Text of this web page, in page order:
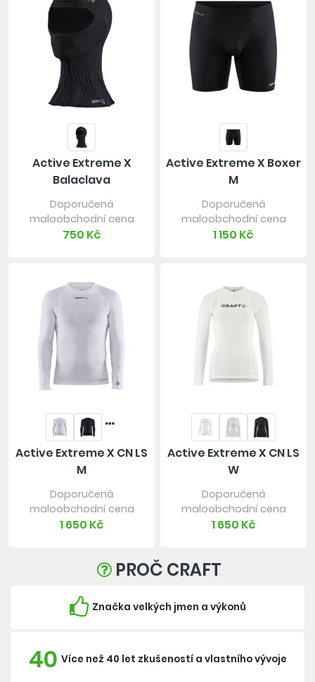
Active Extreme X
Balaclava
Doporučená
maloobchodní cena
750 Kč
Active Extreme X Boxer
M
Doporučená
maloobchodní cena
1 150 Kč
Active Extreme X CN LS
M
Doporučená
maloobchodní cena
1 650 Kč
Active Extreme X CN LS
W
Doporučená
maloobchodní cena
1 650 Kč
PROČ CRAFT
Značka velkých jmen a výkonů
40 Více než 40 let zkušeností a vlastního vývoje